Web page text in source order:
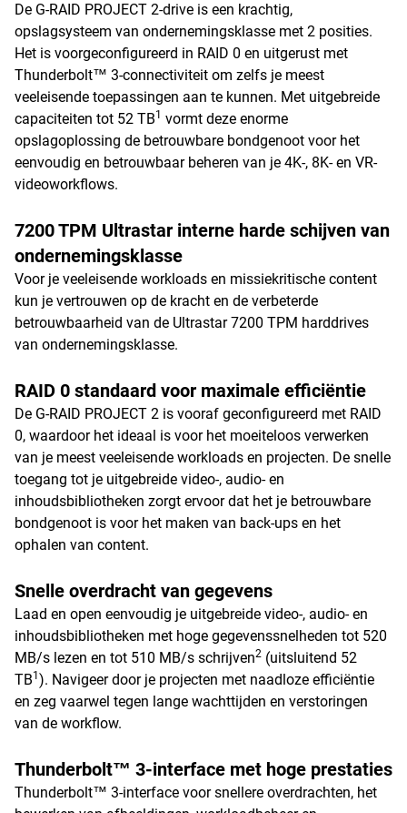
De G-RAID PROJECT 2-drive is een krachtig,
opslagsysteem van ondernemingsklasse met 2 posities.
Het is voorgeconfigureerd in RAID 0 en uitgerust met
Thunderbolt™ 3-connectiviteit om zelfs je meest
veeleisende toepassingen aan te kunnen. Met uitgebreide
capaciteiten tot 52 TB1 vormt deze enorme
opslagoplossing de betrouwbare bondgenoot voor het
eenvoudig en betrouwbaar beheren van je 4K-, 8K- en VR-
videoworkflows.
7200 TPM Ultrastar interne harde schijven van
ondernemingsklasse
Voor je veeleisende workloads en missiekritische content
kun je vertrouwen op de kracht en de verbeterde
betrouwbaarheid van de Ultrastar 7200 TPM harddrives
van ondernemingsklasse.
RAID 0 standaard voor maximale efficiëntie
De G-RAID PROJECT 2 is vooraf geconfigureerd met RAID
0, waardoor het ideaal is voor het moeiteloos verwerken
van je meest veeleisende workloads en projecten. De snelle
toegang tot je uitgebreide video-, audio- en
inhoudsbibliotheken zorgt ervoor dat het je betrouwbare
bondgenoot is voor het maken van back-ups en het
ophalen van content.
Snelle overdracht van gegevens
Laad en open eenvoudig je uitgebreide video-, audio- en
inhoudsbibliotheken met hoge gegevenssnelheden tot 520
MB/s lezen en tot 510 MB/s schrijven2 (uitsluitend 52
TB1 ). Navigeer door je projecten met naadloze efficiëntie
en zeg vaarwel tegen lange wachttijden en verstoringen
van de workflow.
Thunderbolt™ 3-interface met hoge prestaties
Thunderbolt™ 3-interface voor snellere overdrachten, het